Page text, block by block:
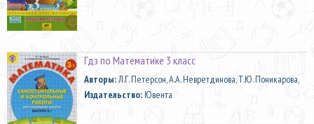
Гдз по Математике 3 класс
Aвторы:Л.Г. Петерсон, А.А. Невретдинова, Т.Ю. Поникарова,
Издательство:Ювента